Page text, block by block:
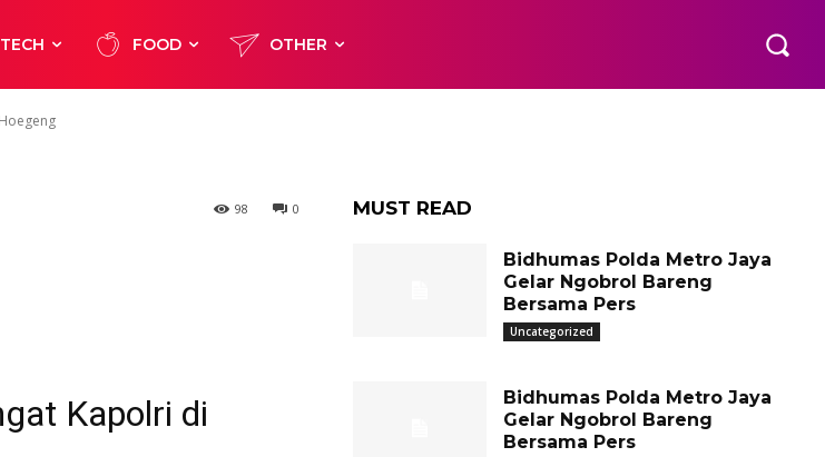
TECH FOOD OTHER
Hoegeng
0
98
Kapolri di
MUST READ
Bidhumas Polda Metro Jaya
Gelar Ngobrol Bareng
Bersama Pers
Uncategorized
Bidhumas Polda Metro Jaya
Gelar Ngobrol Bareng
Bersama Pers